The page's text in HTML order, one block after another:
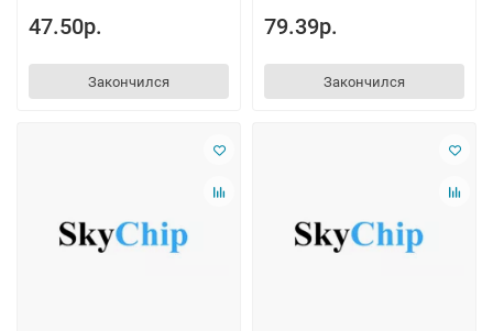
47.50р.
Закончился
79.39р.
Закончился